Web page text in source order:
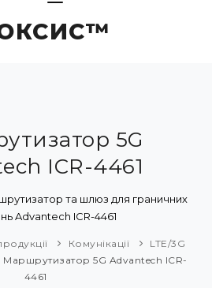
5G
ICR-4461
та шлюз для граничних
Advantech ICR-4461
Комунікації
LTE/3G
Маршрутизатор 5G Advantech ICR-
4461